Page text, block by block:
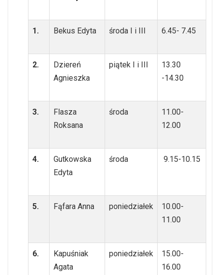
1. Bekus Edyta środa I i III 6.45- 7.45
2.
Dziereń
Agnieszka
piątek I i III
13.30
-14.30
3.
Flasza
Roksana
środa
11.00-
12.00
4.
Gutkowska
Edyta
środa 9.15-10.15
5. Fąfara Anna poniedziałek
10.00-
11.00
6.
Kapuśniak
Agata
poniedziałek
15.00-
16.00